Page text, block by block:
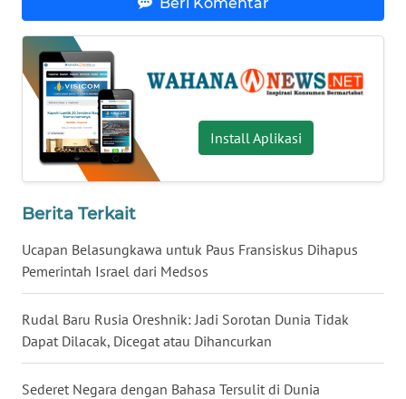
Install Aplikasi
Berita Terkait
Ucapan Belasungkawa untuk Paus Fransiskus Dihapus
Pemerintah Israel dari Medsos
Rudal Baru Rusia Oreshnik: Jadi Sorotan Dunia Tidak
Dapat Dilacak, Dicegat atau Dihancurkan
Sederet Negara dengan Bahasa Tersulit di Dunia
WN
MALUKU
WN
MALUT
WN
DAIRI
WN
DANAU
TOBA
WN
NIAS